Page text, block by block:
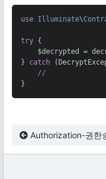
use Illuminate\
try {
$decrypted =
} catch
//
}
Authorization-권한